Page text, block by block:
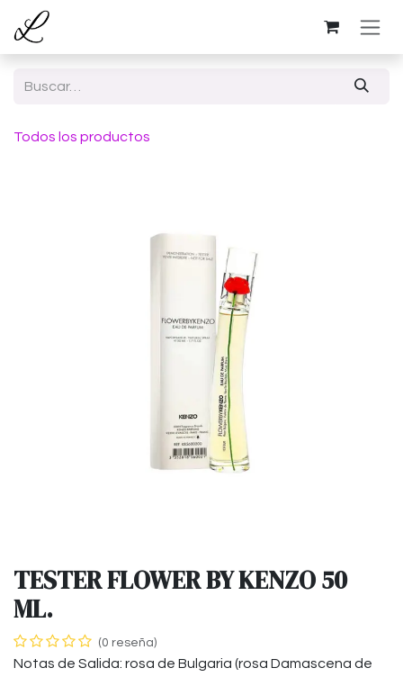
Ir al contenido
Todos los productos
TESTER FLOWER BY KENZO 50
ML.
(0 reseña)
Notas de Salida: rosa de Bulgaria (rosa Damascena de